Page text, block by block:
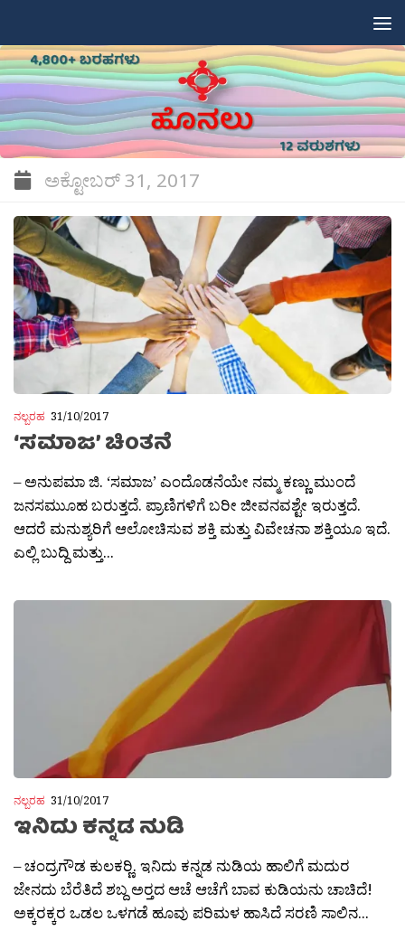
ಅಕ್ಟೋಬರ್ 31, 2017
ನಲ್ಬರಹ 31/10/2017
‘ಸಮಾಜ’ ಚಿಂತನೆ
– ಅನುಪಮಾ ಜಿ. ‘ಸಮಾಜ’ ಎಂದೊಡನೆಯೇ ನಮ್ಮ ಕಣ್ಣು ಮುಂದೆ
ಜನಸಮುೂಹ ಬರುತ್ತದೆ. ಪ್ರಾಣಿಗಳಿಗೆ ಬರೀ ಜೀವನವಶ್ಟೇ ಇರುತ್ತದೆ.
ಆದರೆ ಮನುಶ್ಯರಿಗೆ ಆಲೋಚಿಸುವ ಶಕ್ತಿ ಮತ್ತು ವಿವೇಚನಾ ಶಕ್ತಿಯೂ ಇದೆ.
ಎಲ್ಲಿ ಬುದ್ದಿ ಮತ್ತು...
ನಲ್ಬರಹ 31/10/2017
ಇನಿದು ಕನ್ನಡ ನುಡಿ
– ಚಂದ್ರಗೌಡ ಕುಲಕರ‍್ಣಿ. ಇನಿದು ಕನ್ನಡ ನುಡಿಯ ಹಾಲಿಗೆ ಮದುರ
ಜೇನದು ಬೆರೆತಿದೆ ಶಬ್ದ ಅರ‍್ತದ ಆಚೆ ಆಚೆಗೆ ಬಾವ ಕುಡಿಯನು ಚಾಚಿದೆ!
ಅಕ್ಕರಕ್ಕರ ಒಡಲ ಒಳಗಡೆ ಹೂವು ಪರಿಮಳ ಹಾಸಿದೆ ಸರಣಿ ಸಾಲಿನ...